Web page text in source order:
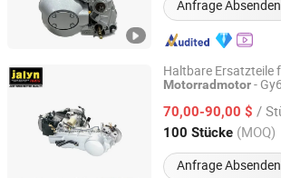
Anfrage Absenden
Haltbare Ersatzteile
Motorradmotor-
70,00-90,00 $ /
100 Stücke (MOQ)
Anfrage Absenden
Ningbo Jalyn International Trading Co.,
Zhejiang, China Seit 2007